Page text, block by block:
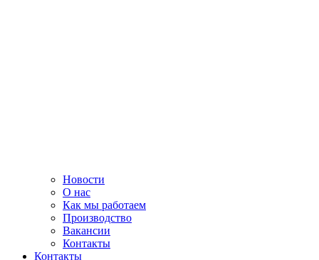
Новости
О нас
Как мы работаем
Производство
Вакансии
Контакты
Контакты